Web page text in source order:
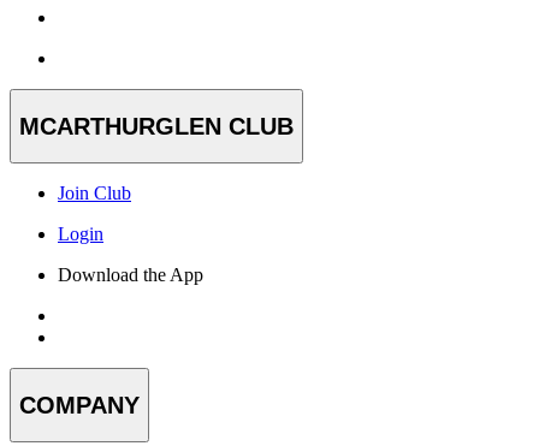
MCARTHURGLEN CLUB
Join Club
Login
Download the App
COMPANY